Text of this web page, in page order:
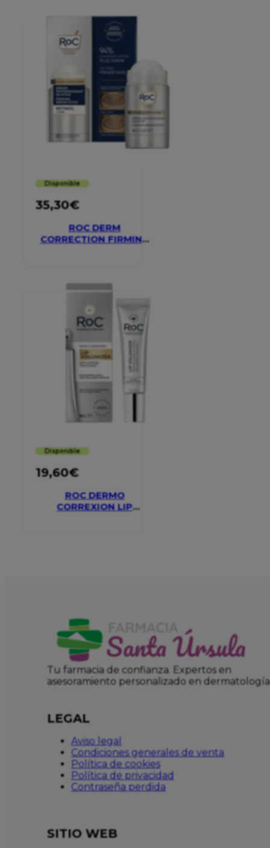
Disponible
35,30€
ROC DERM
CORRECTION FIRMING
Disponible
19,60€
ROC DERMO
CORREXION LIP
Tu farmacia de confianza. Expertos en
asesoramiento personalizado en dermatología
LEGAL
Aviso legal
Condiciones generales de venta
Política de cookies
Política de privacidad
Contraseña perdida
SITIO WEB